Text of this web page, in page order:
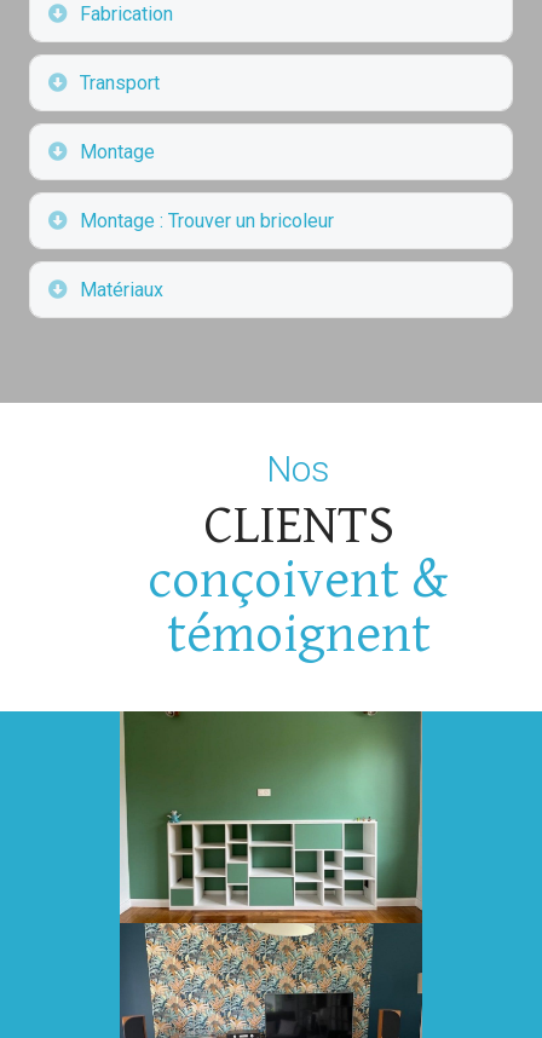
Déplier
Fabrication
Déplier
Transport
Déplier
Montage
Déplier
Montage : Trouver un bricoleur
Déplier
Matériaux
Nos
CLIENTS
conçoivent &
témoignent